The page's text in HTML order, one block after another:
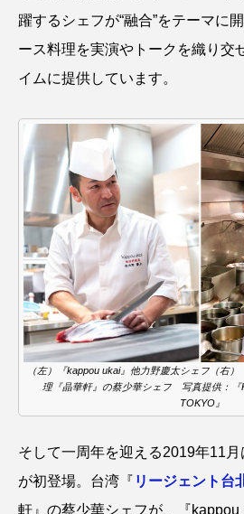
躍するシェフが“融合”をテーマに
ース料理を実演やトークを織り交
イムに提供しています。
（左）『kappou ukai』他力野慶太シェフ（右
理『晶華軒』の蔡少華シェフ 写真提供：『
TOKYO』
そして一周年を迎える2019年11
が初登場。台湾『 リージェント台
軒』の蔡少華シェフが、『